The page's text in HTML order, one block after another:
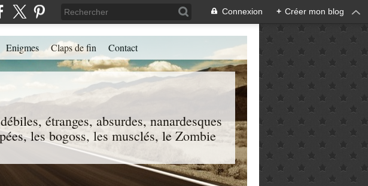
Connexion + Créer mon blog
étranges, absurdes, nanardesques
les bogoss, les musclés, le Zombie
Enigmes Claps de fin Contact